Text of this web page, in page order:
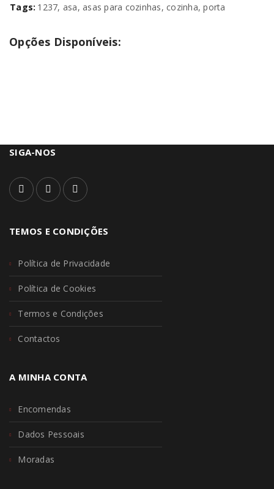
Tags: 1237, asa, asas para cozinhas, cozinha,porta
Opções Disponíveis:
SIGA-NOS
TEMOS E CONDIÇÕES
Política de Privacidade
Política de Cookies
Termos e Condições
Contactos
A MINHA CONTA
Encomendas
Dados Pessoais
Moradas